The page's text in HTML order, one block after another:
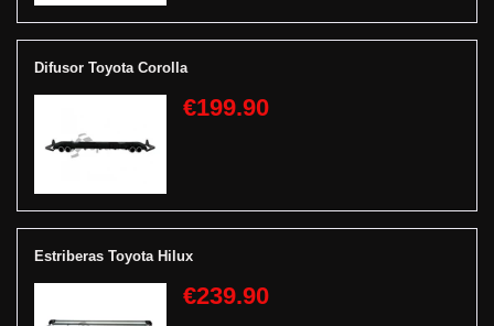
Difusor Toyota Corolla
€199.90
Estriberas Toyota Hilux
€239.90